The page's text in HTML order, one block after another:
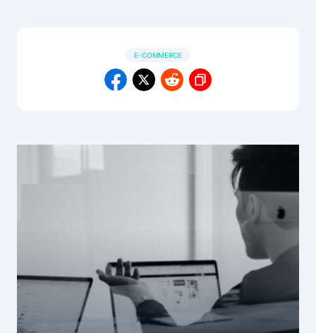
E-COMMERCE